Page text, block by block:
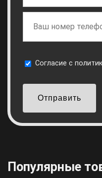
Cогласие с
Отправить
Популярные